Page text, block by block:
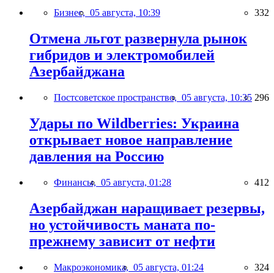
Бизнес, 05 августа, 10:39 332
Отмена льгот развернула рынок
гибридов и электромобилей
Азербайджана
Постсоветское пространство, 05 августа, 10:35 296
Удары по Wildberries: Украина
открывает новое направление
давления на Россию
Финансы, 05 августа, 01:28 412
Азербайджан наращивает резервы,
но устойчивость маната по-
прежнему зависит от нефти
Макроэкономика, 05 августа, 01:24 324